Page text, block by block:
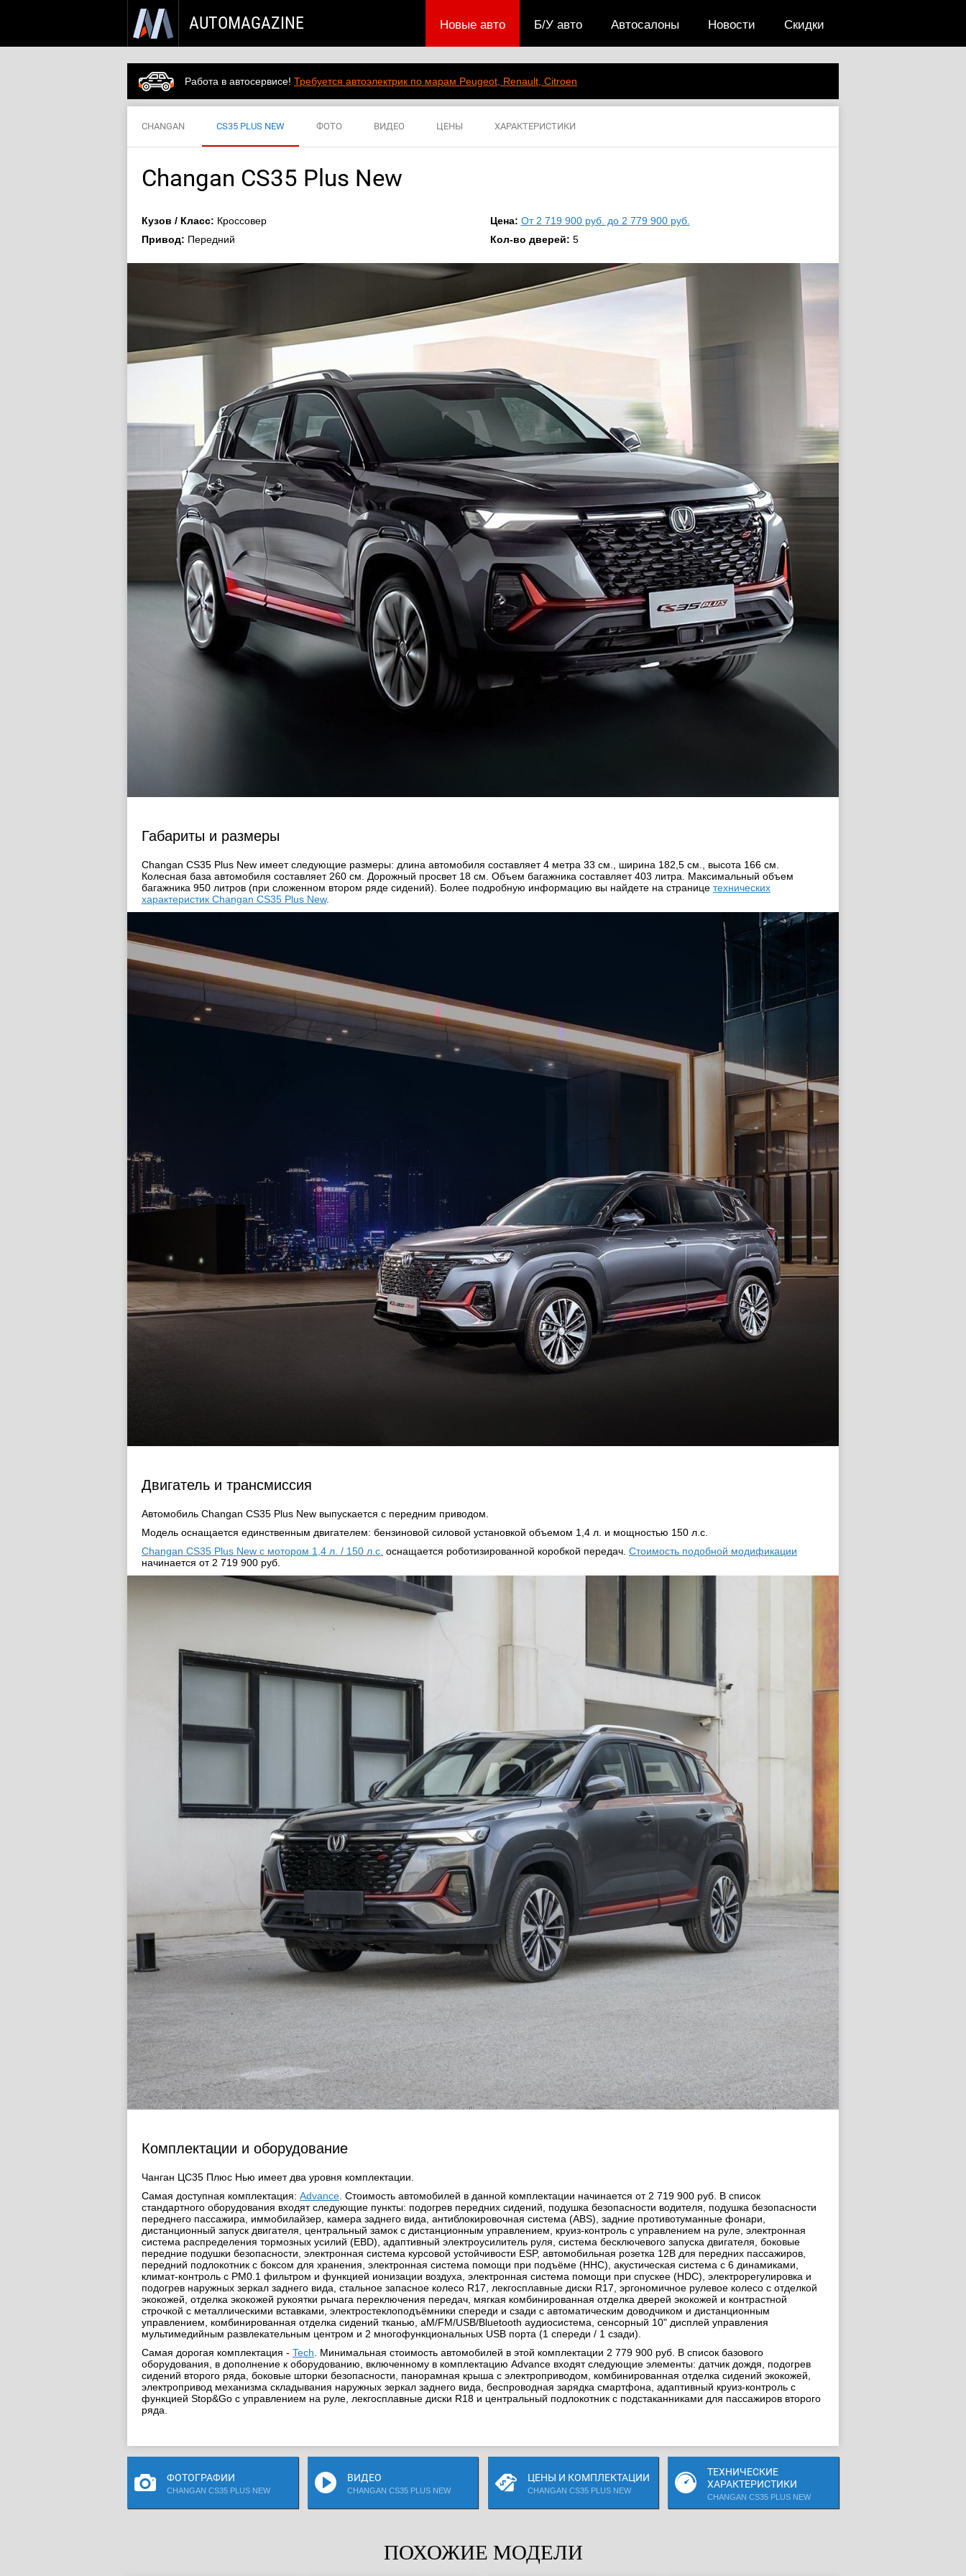
AUTOMAGAZINE Скидки
Новости
Автосалоны
Б/У авто
Новые авто
Работа в автосервисе! Требуется автоэлектрик по марам Peugeot, Renault, Citroen
CHANGAN CS35 PLUS NEW ФОТО ВИДЕО ЦЕНЫ ХАРАКТЕРИСТИКИ
Changan CS35 Plus New
Кузов / Класс: Кроссовер Цена: От 2 719 900 руб. до 2 779 900 руб.
Привод: Передний Кол-во дверей: 5
Габариты и размеры
Changan CS35 Plus New имеет следующие размеры: длина автомобиля составляет 4 метра 33 см., ширина 182,5 cм., высота 166 cм.
Колесная база автомобиля составляет 260 cм. Дорожный просвет 18 cм. Объем багажника составляет 403 литра. Максимальный объем
багажника 950 литров (при сложенном втором ряде сидений). Более подробную информацию вы найдете на странице технических
характеристик Changan CS35 Plus New.
Двигатель и трансмиссия
Автомобиль Changan CS35 Plus New выпускается с передним приводом.
Модель оснащается единственным двигателем: бензиновой силовой установкой объемом 1,4 л. и мощностью 150 л.с.
Changan CS35 Plus New с мотором 1,4 л. / 150 л.с. оснащается роботизированной коробкой передач. Стоимость подобной модификации
начинается от 2 719 900 руб.
Комплектации и оборудование
Чанган ЦС35 Плюс Нью имеет два уровня комплектации.
Самая доступная комплектация: Advance . Стоимость автомобилей в данной комплектации начинается от 2 719 900 руб. В список
стандартного оборудования входят следующие пункты: подогрев передних сидений, подушка безопасности водителя, подушка безопасности
переднего пассажира, иммобилайзер, камера заднего вида, антиблокировочная система (ABS), задние противотуманные фонари,
дистанционный запуск двигателя, центральный замок с дистанционным управлением, круиз-контроль с управлением на руле, электронная
система распределения тормозных усилий (EBD), адаптивный электроусилитель руля, система бесключевого запуска двигателя, боковые
передние подушки безопасности, электронная система курсовой устойчивости ESP, автомобильная розетка 12В для передних пассажиров,
передний подлокотник с боксом для хранения, электронная система помощи при подъёме (HHC), акустическая система с 6 динамиками,
климат-контроль с PM0.1 фильтром и функцией ионизации воздуха, электронная система помощи при спускее (HDC), электрорегулировка и
подогрев наружных зеркал заднего вида, стальное запасное колесо R17, лекгосплавные диски R17, эргономичное рулевое колесо с отделкой
экокожей, отделка экокожей рукоятки рычага переключения передач, мягкая комбинированная отделка дверей экокожей и контрастной
строчкой с металлическими вставками, электростеклоподъёмники спереди и сзади с автоматическим доводчиком и дистанционным
управлением, комбинированная отделка сидений тканью, aM/FM/USB/Bluetooth аудиосистема, сенсорный 10" дисплей управления
мультимедийным развлекательным центром и 2 многофункциональных USB порта (1 спереди / 1 сзади).
Самая дорогая комплектация - Tech . Минимальная стоимость автомобилей в этой комплектации 2 779 900 руб. В список базового
оборудования, в дополнение к оборудованию, включенному в комплектацию Advance входят следующие элементы: датчик дождя, подогрев
сидений второго ряда, боковые шторки безопасности, панорамная крыша с электроприводом, комбинированная отделка сидений экокожей,
электропривод механизма складывания наружных зеркал заднего вида, беспроводная зарядка смартфона, адаптивный круиз-контроль с
функцией Stop&Go с управлением на руле, лекгосплавные диски R18 и центральный подлокотник с подстаканниками для пассажиров второго
ряда.
ФОТОГРАФИИ
CHANGAN CS35 PLUS NEW
ВИДЕО
CHANGAN CS35 PLUS NEW
ЦЕНЫ И КОМПЛЕКТАЦИИ
CHANGAN CS35 PLUS NEW
ТЕХНИЧЕСКИЕ
ХАРАКТЕРИСТИКИ
CHANGAN CS35 PLUS NEW
ПОХОЖИЕ МОДЕЛИ